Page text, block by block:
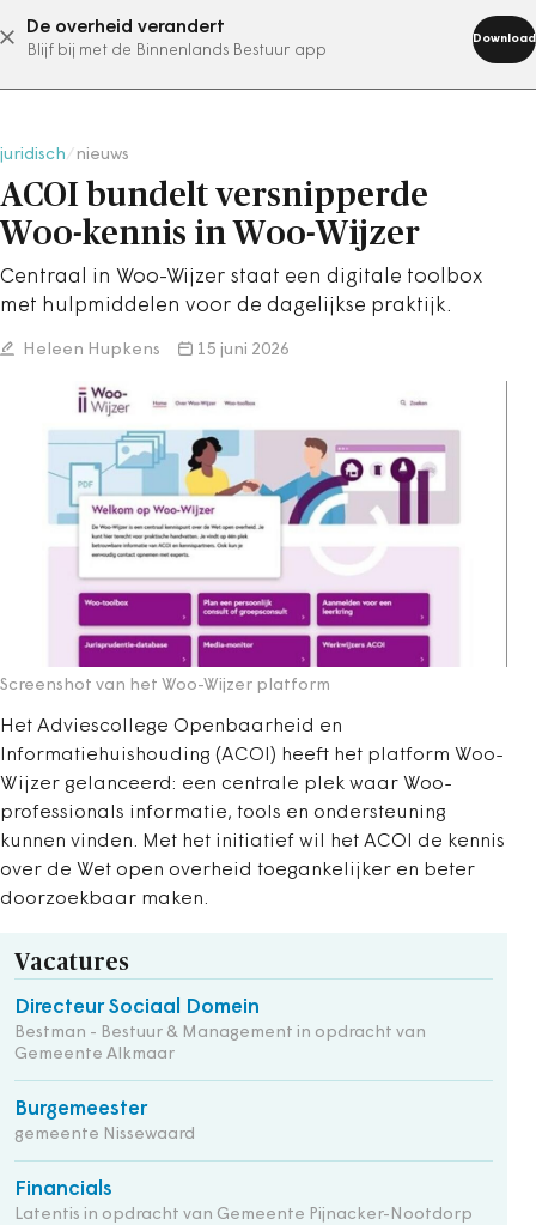
De overheid verandert
Blijf bij met de Binnenlands Bestuur app
Download
abonneer nu
juridisch nieuws
ACOI bundelt versnipperde
Woo-kennis in Woo-Wijzer
Centraal in Woo-Wijzer staat een digitale toolbox
met hulpmiddelen voor de dagelijkse praktijk.
Heleen Hupkens 15 juni 2026
Screenshot van het Woo-Wijzer platform
Het Adviescollege Openbaarheid en
Informatiehuishouding (ACOI) heeft het platform Woo-
Wijzer gelanceerd: een centrale plek waar Woo-
professionals informatie, tools en ondersteuning
kunnen vinden. Met het initiatief wil het ACOI de kennis
over de Wet open overheid toegankelijker en beter
doorzoekbaar maken.
Vacatures
Directeur Sociaal Domein
Bestman - Bestuur & Management in opdracht van
Gemeente Alkmaar
Burgemeester
gemeente Nissewaard
Financials
Latentis in opdracht van Gemeente Pijnacker-Nootdorp